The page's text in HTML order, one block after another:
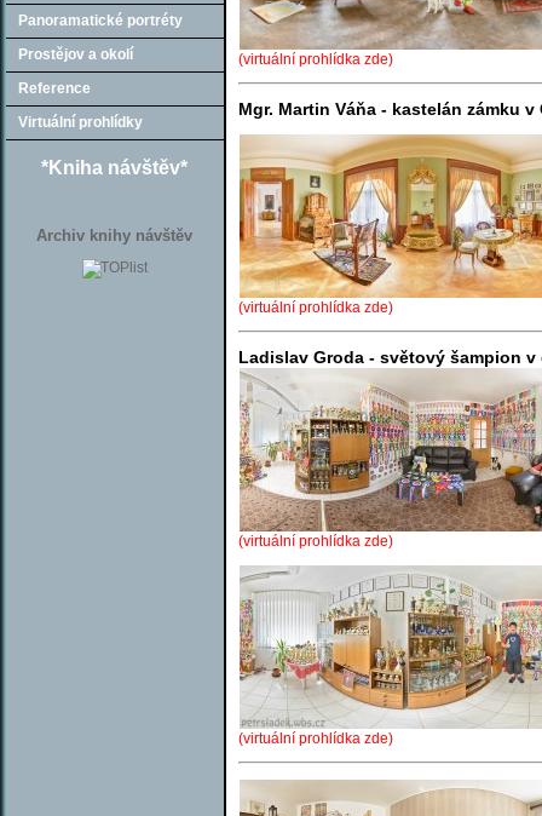
Panoramatické portréty
Prostějov a okolí
Reference
Virtuální prohlídky
*Kniha návštěv*
Archiv knihy návštěv
(virtuální prohlídka zde)
Mgr. Martin Váňa - kastelán zámku
(virtuální prohlídka zde)
Ladislav Groda - světový šampion
(virtuální prohlídka zde)
(virtuální prohlídka zde)